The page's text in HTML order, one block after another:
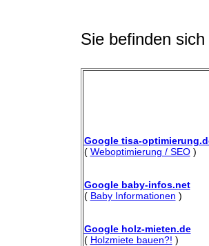
Sie befinden
Google tisa-
( Weboptimierung / SEO)
Google baby-infos.net
( Baby Informationen )
Google holz-mieten.de
( Holzmiete bauen?! )